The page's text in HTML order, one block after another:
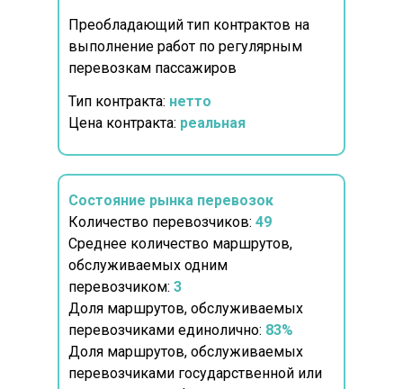
Состояние рынка перевозок
Количество перевозчиков: 49
Среднее количество маршрутов,
обслуживаемых одним
перевозчиком: 3
Доля маршрутов, обслуживаемых
перевозчиками единолично: 83%
Доля маршрутов, обслуживаемых
перевозчиками государственной или
Преобладающий тип контрактов на
выполнение работ по регулярным
перевозкам пассажиров
Тип контракта: нетто
Цена контракта: реальная